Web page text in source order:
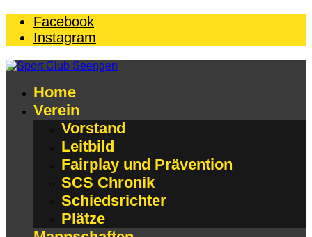
Facebook
Instagram
Home
Verein
Vorstand
Leitbild
Fairplay und Prävention
SCS Chronik
Schiedsrichter
Plätze